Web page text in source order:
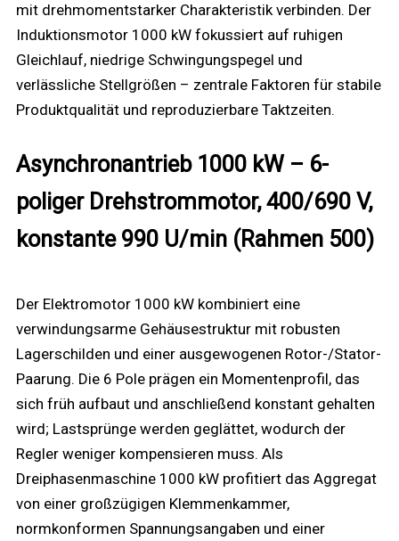
mit drehmomentstarker Charakteristik verbinden. Der
Induktionsmotor 1000 kW fokussiert auf ruhigen
Gleichlauf, niedrige Schwingungspegel und
verlässliche Stellgrößen – zentrale Faktoren für stabile
Produktqualität und reproduzierbare Taktzeiten.
Asynchronantrieb 1000 kW – 6-
poliger Drehstrommotor, 400/690 V,
konstante 990 U/min (Rahmen 500)
Der Elektromotor 1000 kW kombiniert eine
verwindungsarme Gehäusestruktur mit robusten
Lagerschilden und einer ausgewogenen Rotor-/Stator-
Paarung. Die 6 Pole prägen ein Momentenprofil, das
sich früh aufbaut und anschließend konstant gehalten
wird; Lastsprünge werden geglättet, wodurch der
Regler weniger kompensieren muss. Als
Dreiphasenmaschine 1000 kW profitiert das Aggregat
von einer großzügigen Klemmenkammer,
normkonformen Spannungsangaben und einer